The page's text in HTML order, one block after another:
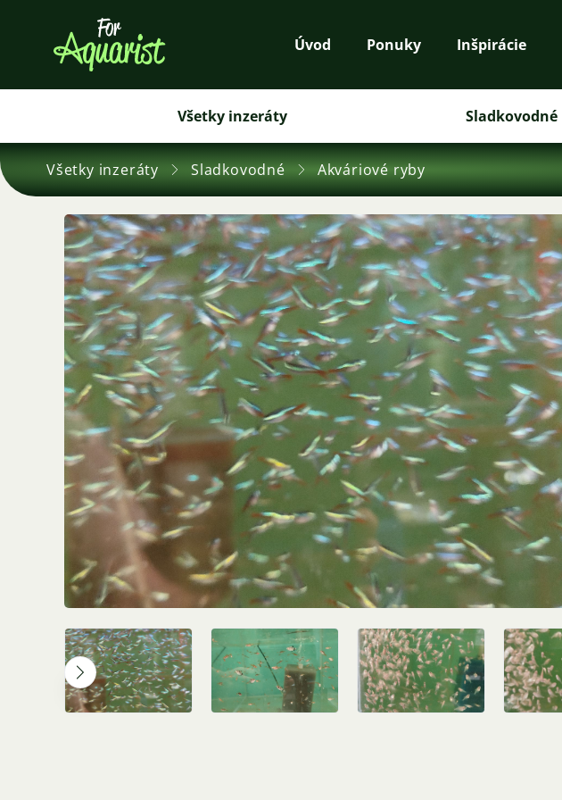
Úvod Ponuky Inšpirácie
Všetky inzeráty Sladkovodné
Všetky inzeráty Sladkovodné Akváriové ryby